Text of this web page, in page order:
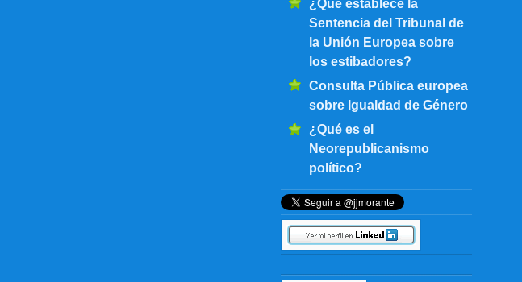
Sentencia del Tribunal de
la Unión Europea sobre
los estibadores?
Consulta Pública europea
sobre Igualdad de Género
¿Qué es el
Neorepublicanismo
político?